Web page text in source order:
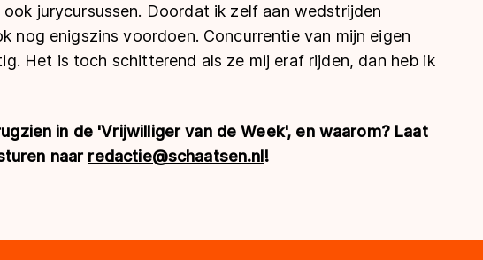
jurycursussen. Doordat ik zelf aan wedstrijden
nog enigszins voordoen. Concurrentie van mijn eigen
Het is toch schitterend als ze mij eraf rijden, dan heb ik
in de 'Vrijwilliger van de Week', en waarom? Laat
naar redactie@schaatsen.nl!